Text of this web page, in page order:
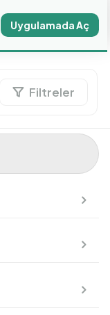
Uygulamada Aç
Filtreler
Uygulamada Aç